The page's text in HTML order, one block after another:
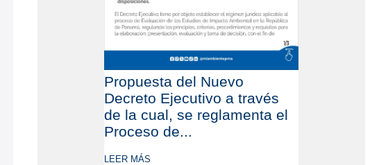
Propuesta del Nuevo
Decreto Ejecutivo a través
de la cual, se reglamenta el
Proceso de...
LEER MÁS